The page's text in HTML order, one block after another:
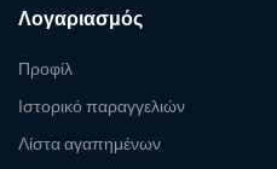
Λογαριασμός
Προφίλ
Ιστορικό παραγγελιών
Λίστα αγαπημένων